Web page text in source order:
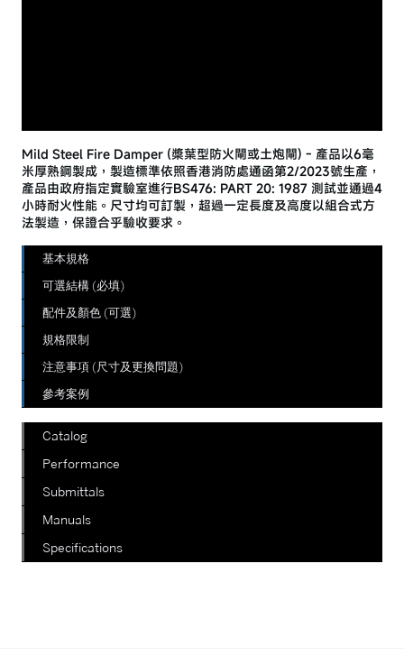
Catalog
Performance
Submittals
Manuals
Specifications
Mild Steel Fire Damper (槳葉型防火閘或土炮閘) - 產品以6毫
米厚熟鋼製成，製造標準依照香港消防處通函第2/2023號生產，
產品由政府指定實驗室進行BS476: PART 20: 1987 測試並通過4
小時耐火性能。尺寸均可訂製，超過一定長度及高度以組合式方
法製造，保證合乎驗收要求。
基本規格
可選結構 (必填)
配件及顏色 (可選)
規格限制
注意事項 (尺寸及更換問題)
參考案例